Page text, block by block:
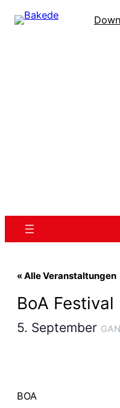
« Alle Veranstaltungen
BoA
5. September
BOA